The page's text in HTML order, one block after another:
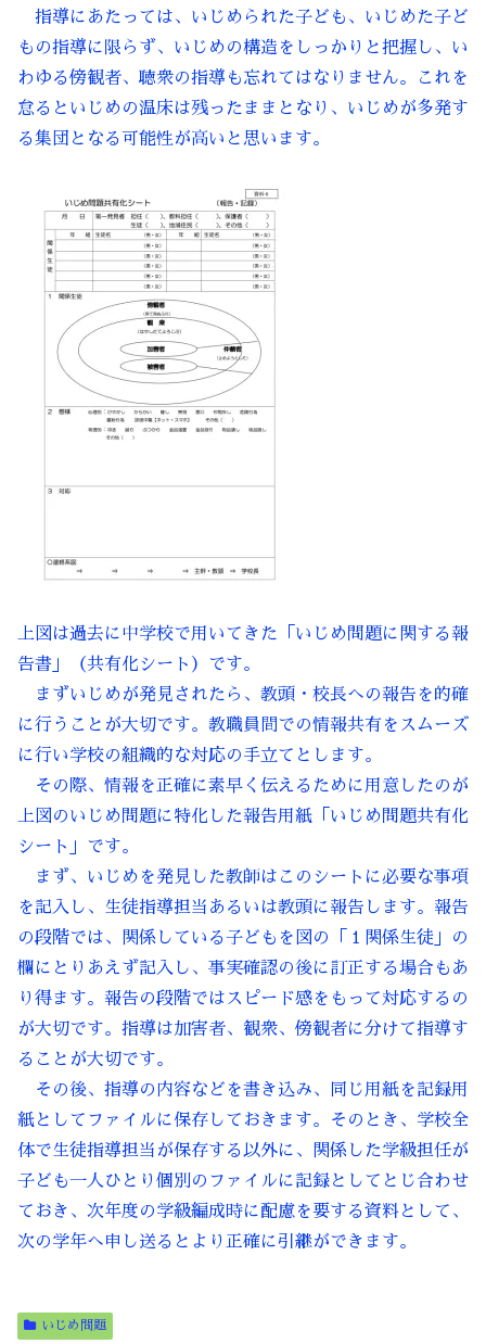
指導にあたっては、いじめられた子ども、いじめた子ど
もの指導に限らず、いじめの構造をしっかりと把握し、い
わゆる傍観者、聴衆の指導も忘れてはなりません。これを
怠るといじめの温床は残ったままとなり、いじめが多発す
る集団となる可能性が高いと思います。
上図は過去に中学校で用いてきた「いじめ問題に関する報
告書」（共有化シート）です。
まずいじめが発見されたら、教頭・校長への報告を的確
に行うことが大切です。教職員間での情報共有をスムーズ
に行い学校の組織的な対応の手立てとします。
その際、情報を正確に素早く伝えるために用意したのが
上図のいじめ問題に特化した報告用紙「いじめ問題共有化
シート」です。
まず、いじめを発見した教師はこのシートに必要な事項
を記入し、生徒指導担当あるいは教頭に報告します。報告
の段階では、関係している子どもを図の「１関係生徒」の
欄にとりあえず記入し、事実確認の後に訂正する場合もあ
り得ます。報告の段階ではスピード感をもって対応するの
が大切です。指導は加害者、観衆、傍観者に分けて指導す
ることが大切です。
その後、指導の内容などを書き込み、同じ用紙を記録用
紙としてファイルに保存しておきます。そのとき、学校全
体で生徒指導担当が保存する以外に、関係した学級担任が
子ども一人ひとり個別のファイルに記録としてとじ合わせ
ておき、次年度の学級編成時に配慮を要する資料として、
次の学年へ申し送るとより正確に引継ができます。
いじめ問題